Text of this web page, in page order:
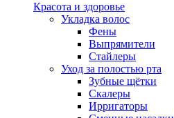
Красота и здоровье
Укладка волос
Фены
Выпрямители
Стайлеры
Уход за полостью рта
Зубные щётки
Скалеры
Ирригаторы